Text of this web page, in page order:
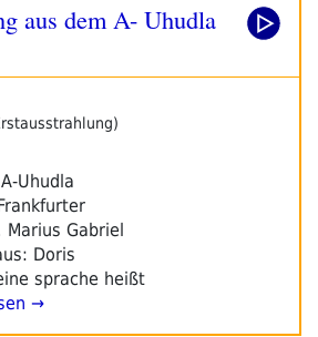
aus dem A- Uhudla
Uhudla
Marius Gabriel
Doris
sprache heißt
→